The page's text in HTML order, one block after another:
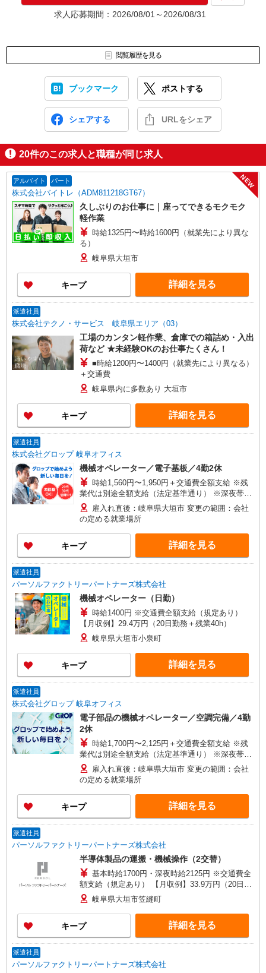
★入社前に配属先が決定する場合もございます。
いずれの場合も、入社された時点で給与が発生します。（当社規
株式会社テクノ・サービス 岐阜営業所
〒500-8359 岐阜県岐阜市六条北3-20-17 PAPYRUS（パピルス）
求人応募期間：2026/08/01～2026/08/31
閲覧履歴を見る
ブックマーク ポストする
シェアする URLをシェア
20件のこの求人と職種が同じ求人
アルバイト パート
株式会社バイトレ（ADM811218GT67）
NEW
久しぶりのお仕事に｜座ってできるモクモク
軽作業
時給1325円〜時給1600円（就業先により異な
る）
岐阜県大垣市
キープ 詳細を見る
派遣社員
株式会社テクノ・サービス 岐阜県エリア（03）
工場のカンタン軽作業、倉庫での箱詰め・入出
荷など ★未経験OKのお仕事たくさん！
■時給1200円〜1400円（就業先により異なる）
＋交通費
岐阜県内に多数あり 大垣市
キープ 詳細を見る
派遣社員
株式会社グロップ 岐阜オフィス
機械オペレーター／電子基板／4勤2休
時給1,560円〜1,950円＋交通費全額支給 ※残
業代は別途全額支給（法定基準通り） ※深夜帯
（22:00〜5:00）の勤務は25％割増賃金を適用 ※
交通費支給規定あり ※給与の希望日払い制度あり
＜月収例＞ ＊月20日勤務の場合 日勤 時給
1,560円×8時間×10日＝124,800円 夜勤 時給1,560
円×8時間×10日＝124,800円＋深夜手当23,400円
（1,560円×25％×6×10日） ＋残業代 78,000円
円＋交通費
雇入れ直後：岐阜県大垣市 変更の範囲：会社
の定める就業場所
キープ 詳細を見る
派遣社員
パーソルファクトリーパートナーズ株式会社
機械オペレーター（日勤）
時給1400円 ※交通費全額支給（規定あり）
【月収例】29.4万円（20日勤務＋残業40h）
岐阜県大垣市小泉町
キープ 詳細を見る
派遣社員
株式会社グロップ 岐阜オフィス
電子部品の機械オペレーター／空調完備／4勤
2休
時給1,700円〜2,125円＋交通費全額支給 ※残
業代は別途全額支給（法定基準通り） ※深夜帯
（22:00〜5:00）の勤務は25％割増賃金を適用 ※
交通費支給規定あり ※給与の希望日払い制度あり
＜月収例＞ ＊月20日勤務の場合 日勤：時給
1,700円×8時間×10日＝136,000円 夜勤：時給1,700
円×2時間＋時給2,125円×6時間×10日＝161,500円
＋残業代 85,000円（40時間分） ⇒ 382,500
雇入れ直後：岐阜県大垣市 変更の範囲：会社
の定める就業場所
キープ 詳細を見る
派遣社員
パーソルファクトリーパートナーズ株式会社
半導体製品の運搬・機械操作（2交替）
基本時給1700円・深夜時給2125円 ※交通費全
額支給（規定あり） 【月収例】33.9万円（20日勤
務＋残業25h＋深夜45.7h）
岐阜県大垣市笠縫町
キープ 詳細を見る
派遣社員
パーソルファクトリーパートナーズ株式会社